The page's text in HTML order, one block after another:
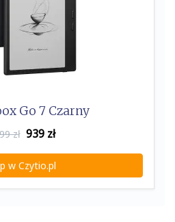
Go 7 Czarny
zł 939 zł
w Czytio.pl